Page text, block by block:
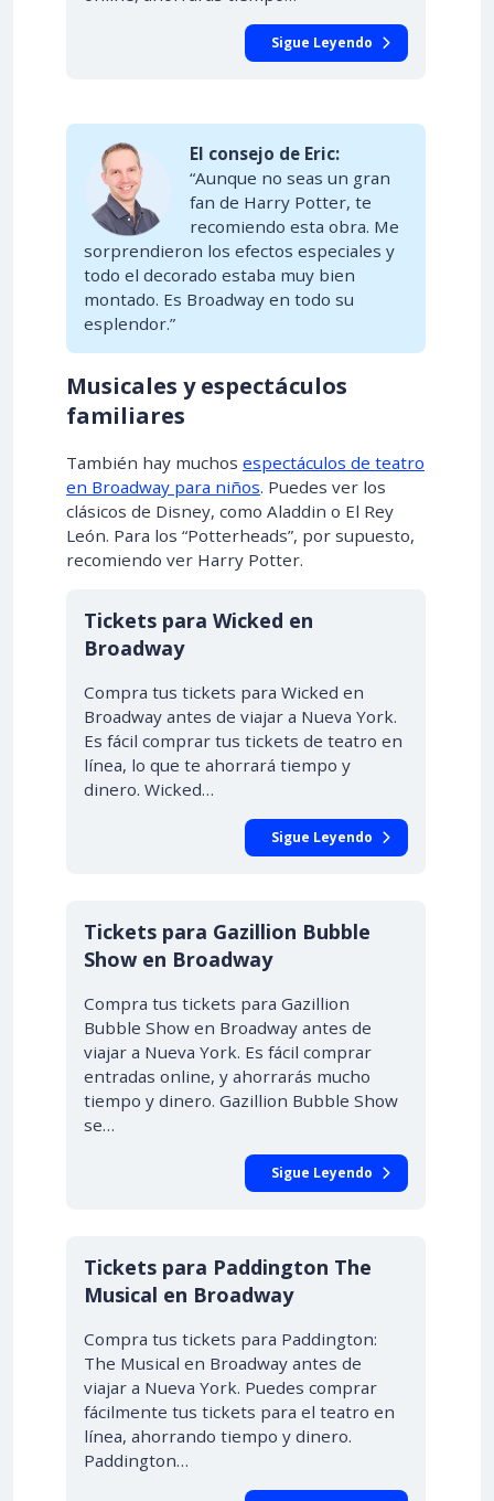
Sigue Leyendo
El consejo de Eric:
“Aunque no seas un gran
fan de Harry Potter, te
recomiendo esta obra. Me
sorprendieron los efectos especiales y
todo el decorado estaba muy bien
montado. Es Broadway en todo su
esplendor.”
Musicales y espectáculos
familiares
También hay muchos espectáculos de teatro
en Broadway para niños. Puedes ver los
clásicos de Disney, como Aladdin o El Rey
León. Para los “Potterheads”, por supuesto,
recomiendo ver Harry Potter.
Tickets para Wicked en
Broadway
Compra tus tickets para Wicked en
Broadway antes de viajar a Nueva York.
Es fácil comprar tus tickets de teatro en
línea, lo que te ahorrará tiempo y
dinero. Wicked…
Sigue Leyendo
Tickets para Gazillion Bubble
Show en Broadway
Compra tus tickets para Gazillion
Bubble Show en Broadway antes de
viajar a Nueva York. Es fácil comprar
entradas online, y ahorrarás mucho
tiempo y dinero. Gazillion Bubble Show
se…
Sigue Leyendo
Tickets para Paddington The
Musical en Broadway
Compra tus tickets para Paddington:
The Musical en Broadway antes de
viajar a Nueva York. Puedes comprar
fácilmente tus tickets para el teatro en
línea, ahorrando tiempo y dinero.
Paddington…